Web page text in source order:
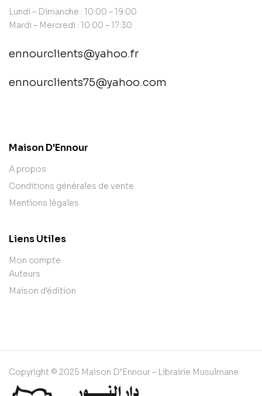
Lundi – Dimanche : 10:00 – 19:00
Mardi – Mercredi : 10:00 – 17:30
ennourclients@yahoo.fr
ennourclients75@yahoo.com
Maison D'Ennour
A propos
Conditions générales de vente
Mentions légales
Liens Utiles
Mon compte
Auteurs
Maison d'édition
Copyright © 2025 Maison D’Ennour – Librairie Musulmane